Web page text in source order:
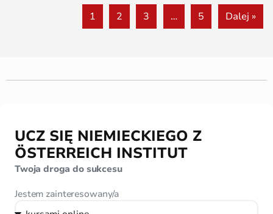
1 2 3 … 5 Dalej »
UCZ SIĘ NIEMIECKIEGO Z
ÖSTERREICH INSTITUT
Twoja droga do sukcesu
Jestem zainteresowany/a